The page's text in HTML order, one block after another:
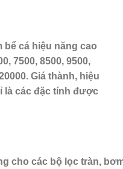
bể cá hiệu năng cao
7500, 8500, 9500,
Giá thành, hiệu
là các đặc tính được